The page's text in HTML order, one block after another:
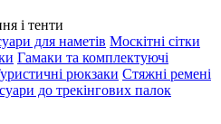
і тенти
для наметів Москітні сітки
Гамаки та комплектуючі
рюкзаки Стяжні ремені
до трекінгових палок